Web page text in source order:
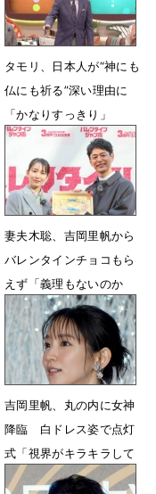
タモリ、日本人が“神にも
仏にも祈る”深い理由に
「かなりすっきり」
3月6日 07時00分
妻夫木聡、吉岡里帆から
バレンタインチョコもら
えず「義理もないのか
よ！」
2月3日 21時39分
吉岡里帆、丸の内に女神
降臨 白ドレス姿で点灯
式「視界がキラキラして
楽しい」